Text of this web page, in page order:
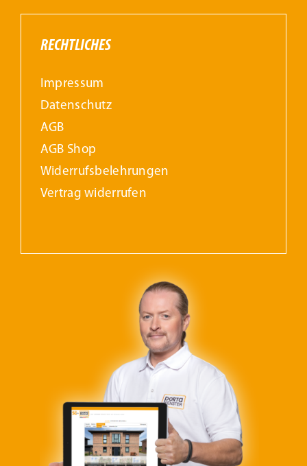
RECHTLICHES
Impressum
Datenschutz
AGB
AGB Shop
Widerrufs­belehrungen
Vertrag widerrufen